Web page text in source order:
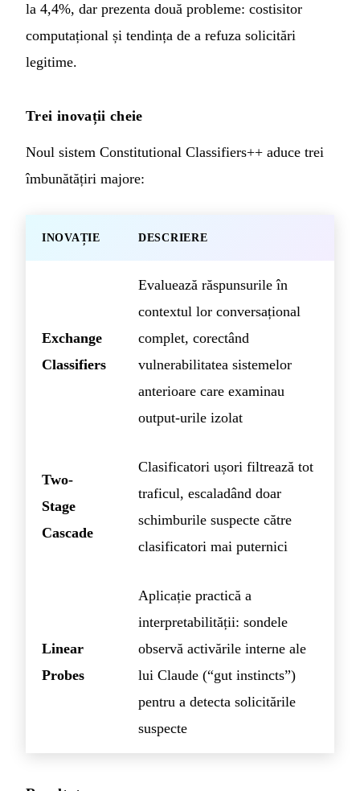
la 4,4%, dar prezenta două probleme: costisitor
computațional și tendința de a refuza solicitări
legitime.
Trei inovații cheie
Noul sistem Constitutional Classifiers++ aduce trei
îmbunătățiri majore:
INOVAȚIE DESCRIERE
Exchange
Classifiers
Evaluează răspunsurile în
contextul lor conversațional
complet, corectând
vulnerabilitatea sistemelor
anterioare care examinau
output-urile izolat
Two-
Stage
Cascade
Clasificatori ușori filtrează tot
traficul, escaladând doar
schimburile suspecte către
clasificatori mai puternici
Linear
Probes
Aplicație practică a
interpretabilității: sondele
observă activările interne ale
lui Claude (“gut instincts”)
pentru a detecta solicitările
suspecte